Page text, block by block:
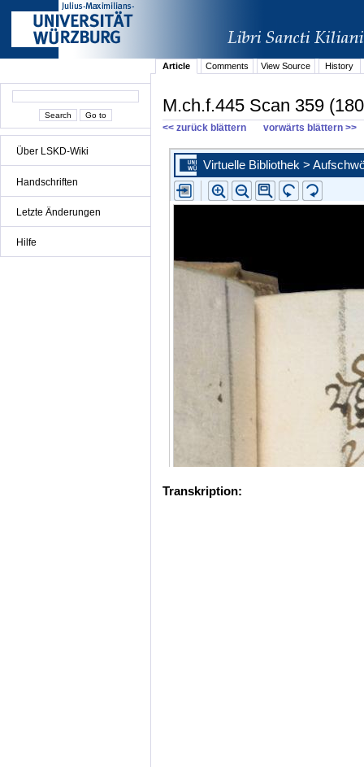
Über LSKD-Wiki
Handschriften
Letzte Änderungen
Hilfe
Article Comments View Source History
M.ch.f.445 Scan 359
<< zurück blättern vorwärts blättern >>
Transkription: